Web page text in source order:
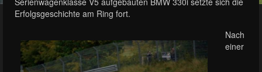
Erfolgsgeschichte am Ring fort.
Nach
einer